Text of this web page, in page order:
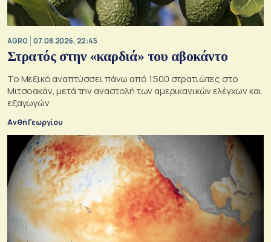
AGRO 07.08.2026, 22:45
Στρατός στην «καρδιά» του αβοκάντο
Το Μεξικό αναπτύσσει πάνω από 1.500 στρατιώτες στο
Μιτσοακάν, μετά την αναστολή των αμερικανικών ελέγχων και
εξαγωγών
Ανθή Γεωργίου